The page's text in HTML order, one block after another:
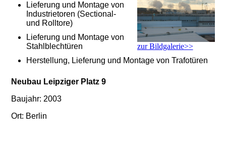
zur Bildgalerie>>
Lieferung und Montage von
Industrietoren (Sectional-
und Rolltore)
Lieferung und Montage von
Stahlblechtüren
Herstellung, Lieferung und Montage von Trafotüren
Neubau Leipziger Platz 9
Baujahr: 2003
Ort: Berlin